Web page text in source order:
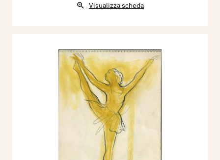
Visualizza scheda